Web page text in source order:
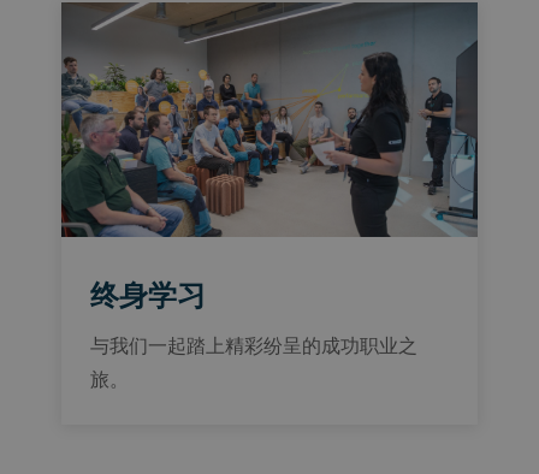
终身学习
与我们一起踏上精彩纷呈的成功职业之
旅。